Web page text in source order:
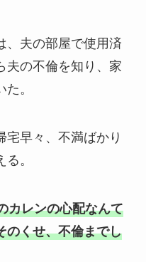
、夫の部屋で使用済
夫の不倫を知り、家
。
宅早々、不満ばかり
。
カレンの心配なんて
のくせ、不倫までし